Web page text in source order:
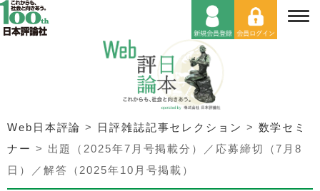
Web日本評論 > 日評雑誌記事セレクション > 数学セミ
ナー > 出題（2025年7月号掲載分）／応募締切（7月8
日）／解答（2025年10月号掲載）